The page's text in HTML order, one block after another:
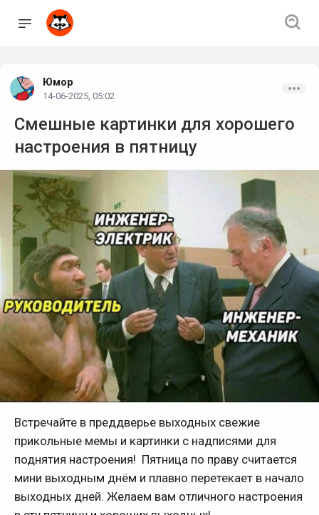
Юмор
14-06-2025, 05:02
Смешные картинки для хорошего
настроения в пятницу
Встречайте в преддверье выходных свежие
прикольные мемы и картинки с надписями для
поднятия настроения! Пятница по праву считается
мини выходным днём и плавно перетекает в начало
выходных дней. Желаем вам отличного настроения